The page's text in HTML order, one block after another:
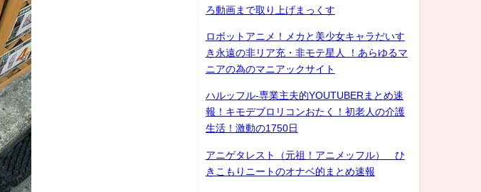
ろ動画まで取り上げまっくす
ロボットアニメ！メカと美少女キャラだいす
き永遠の非リア充・非モテ星人 ！あらゆるマ
ニアの為のマニアックサイト
ハルッフル-専業主夫的YOUTUBERまとめ速
報！キモデブロリコンおたく！初老人の介護
生活！激動の1750日
アニゲタレスト（元祖！アニメッフル） ひ
きこもりニートのオナベ的まとめ速報